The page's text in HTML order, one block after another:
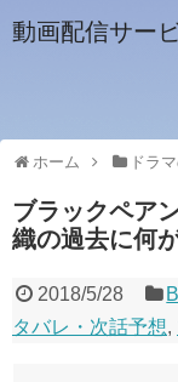
動画配信サー
ホーム ドラ
ブラックペア
織の過去に何
2018/5/28
タバレ・次話予想,